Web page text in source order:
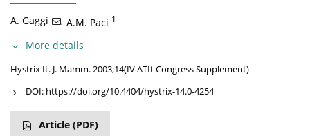
A. Gaggi , A.M. Paci 1
More details
Hystrix It. J. Mamm. 2003;14(IV ATIt Congress Supplement)
DOI: https://doi.org/10.4404/hystrix-14.0-4254
Article (PDF)